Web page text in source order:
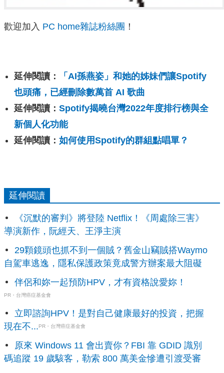
歡迎加入 PC home雜誌粉絲團 ！
延伸閱讀：
「AI孫燕姿」和她的姊妹們讓Spotify
也頭痛，已經刪除數萬首 AI 歌曲
延伸閱讀： Spotify揭曉台灣2022年度排行榜與全
新個人化功能
延伸閱讀： 如何使用Spotify的群組點唱單？
延伸閱讀
《沉默的審判》將登陸 Netflix！《周處除三害》
導演新作，阮經天、王淨主演
29顆鏡頭也抓不到一個賊？舊金山竊賊搭Waymo
自駕車逃逸，隱私保護政策竟成警方辦案最大阻礙
伴侶和妳一起預防HPV，才有資格說愛妳！
PR・台灣癌症基金會
立即諮詢HPV！是對自己健康最好的投資，把握
現在不...PR・台灣癌症基金會
原來 Windows 11 會出賣你？FBI 靠 GDID 識別
碼追蹤 19 歲駭客，勒索 800 萬美金慘遭引渡受審